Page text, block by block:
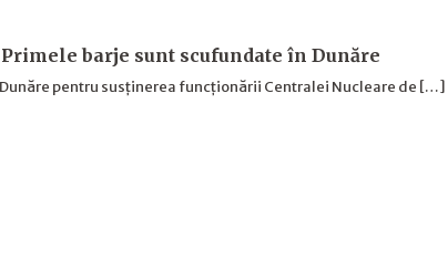
barje sunt scufundate în Dunăre
pentru susținerea funcționării Centralei Nucleare de […]